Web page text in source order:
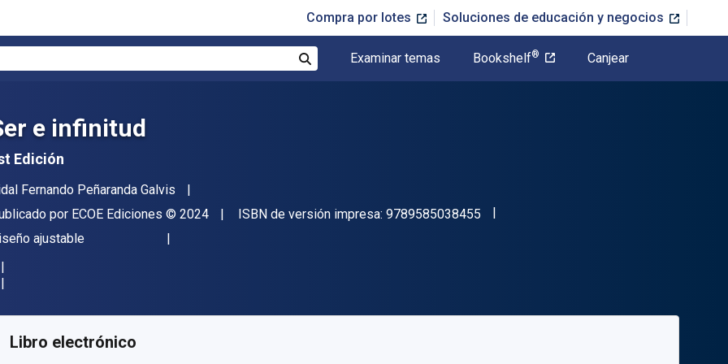
Compra por lotes Soluciones de educación y negocios
Examinar temas Bookshelf® Canjear
e infinitud
Edición
Fernando Peñaranda Galvis
por ECOE Ediciones Copyright
© 2024 ISBN de versión impresa: 9789585038455 "ISBN-13 9789585038455"
ajustable
Libro electrónico